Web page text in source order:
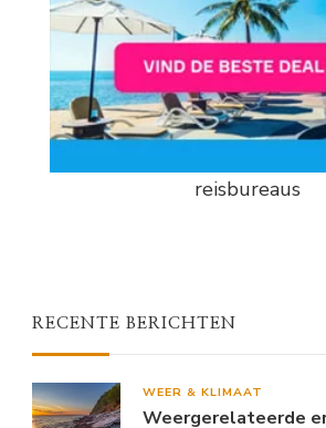
reisbureaus
RECENTE BERICHTEN
WEER & KLIMAAT
Weergerelateerde